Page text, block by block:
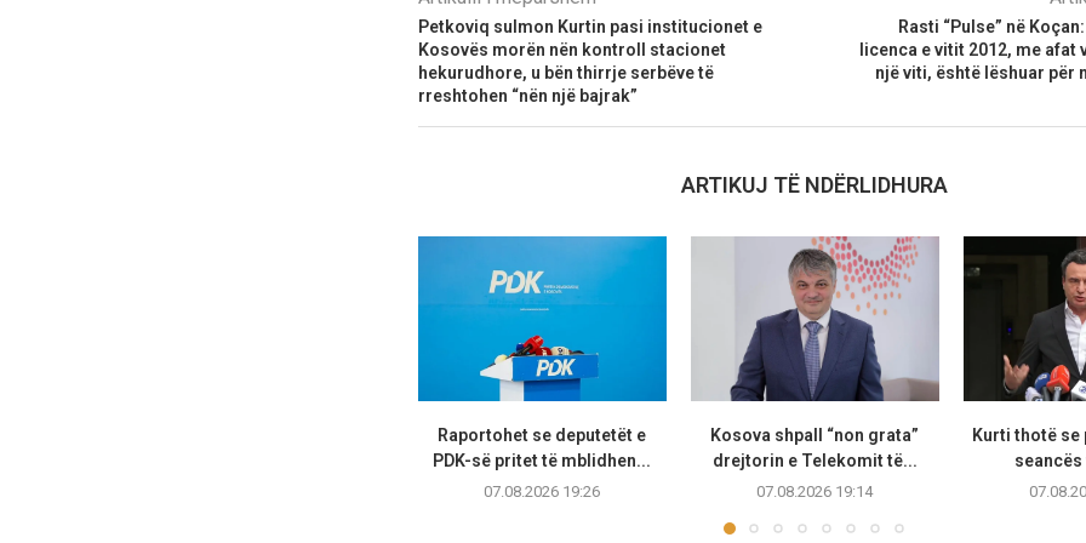
Petkoviq sulmon Kurtin pasi institucionet e
Kosovës morën nën kontroll stacionet
hekurudhore, u bën thirrje serbëve të
rreshtohen “nën një bajrak”
Rasti “Pulse” në
licenca e vitit 2012, me afat
një viti, është lëshuar për
ARTIKUJ TË NDËRLIDHURA
Raportohet se deputetët e
PDK-së pritet të mblidhen...
07.08.2026 19:26
Kosova shpall “non grata”
drejtorin e Telekomit të...
07.08.2026 19:14
Kurti thotë se